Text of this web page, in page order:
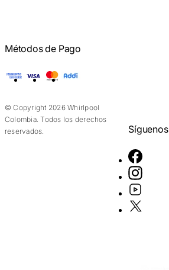
Métodos de Pago
American Express
Visa Mastercard
© Copyright 2026 Whirlpool
Colombia. Todos los derechos
reservados.
Síguenos